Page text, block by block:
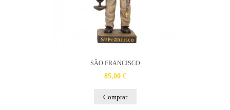
SÃO FRANCISCO
85,00 €
Comprar